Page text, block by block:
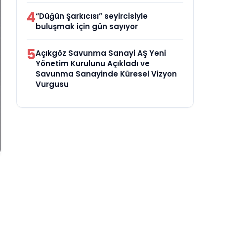
4“Düğün Şarkıcısı” seyircisiyle
buluşmak için gün sayıyor
5Açıkgöz Savunma Sanayi AŞ Yeni
Yönetim Kurulunu Açıkladı ve
Savunma Sanayinde Küresel Vizyon
Vurgusu